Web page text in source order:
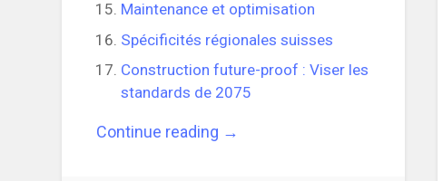
Maintenance et optimisation
Spécificités régionales suisses
Construction future-proof : Viser les
standards de 2075
Continue reading “Guide
→